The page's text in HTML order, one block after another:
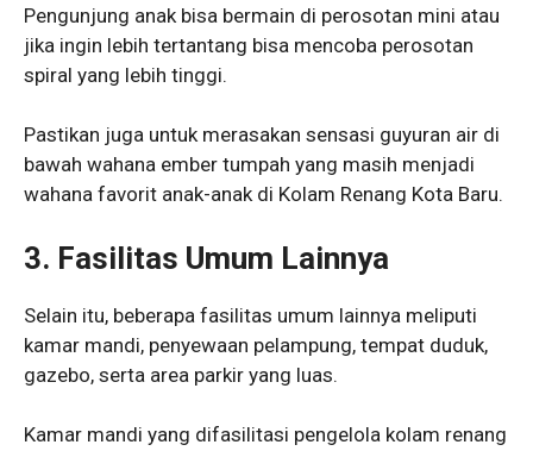
Pengunjung anak bisa bermain di perosotan mini atau
jika ingin lebih tertantang bisa mencoba perosotan
spiral yang lebih tinggi.
Pastikan juga untuk merasakan sensasi guyuran air di
bawah wahana ember tumpah yang masih menjadi
wahana favorit anak-anak di Kolam Renang Kota Baru.
3. Fasilitas Umum Lainnya
Selain itu, beberapa fasilitas umum lainnya meliputi
kamar mandi, penyewaan pelampung, tempat duduk,
gazebo, serta area parkir yang luas.
Kamar mandi yang difasilitasi pengelola kolam renang